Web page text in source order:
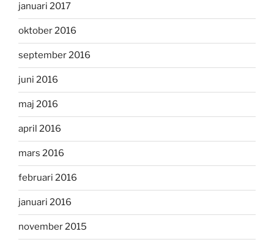
januari 2017
oktober 2016
september 2016
juni 2016
maj 2016
april 2016
mars 2016
februari 2016
januari 2016
november 2015